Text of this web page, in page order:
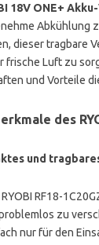
18V ONE+
Abkühlung
dieser tragbare
frische Luft zu
und Vorteile
des
und
RF18-
zu
nur für den